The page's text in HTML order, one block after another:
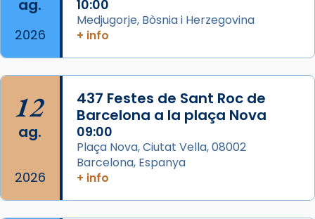
📸 Dr. G. Simón
Photo
View on Facebook · Share
Arquebisbat de Barcelona
2 weeks ago
Memòria de les santes Juliana i
Semproniana, verges i màrtirs.
Acompanyant la història de sant Cugat, a
partir de l’Edat Mitjana sorgeix la tradició
que les santes Juliana (“relatiu a Júlia”) i
ag.
2026
10:00
Medjugorje, Bòsnia i Herzegovina
+ info
12
ag.
2026
437 Festes de Sant Roc de
Barcelona a la plaça Nova
09:00
Plaça Nova, Ciutat Vella, 08002
Barcelona, Espanya
+ info